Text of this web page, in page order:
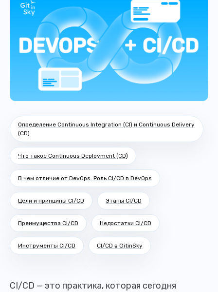
Определение Continuous Integration (CI) и Continuous Delivery
(CD)
Что такое Continuous Deployment (CD)
В чем отличие от DevOps. Роль CI/CD в DevOps
Цели и принципы CI/CD Этапы CI/CD
Преимущества CI/CD Недостатки CI/CD
Инструменты CI/CD CI/CD в GitinSky
CI/CD — это практика, которая сегодня